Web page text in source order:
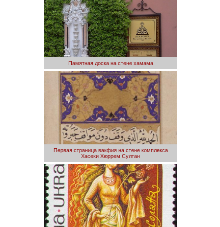
Памятная доска на стене хамама
Первая страница вакфия на стене комплекса
Хасеки Хюррем Султан